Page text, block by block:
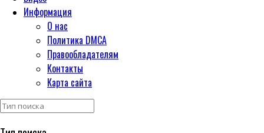
Информация
О нас
Политика DMCA
Правообладателям
Контакты
Карта сайта